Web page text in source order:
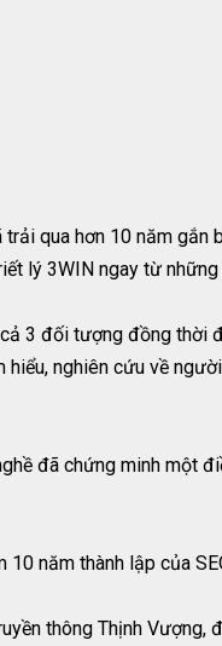
qua hơn 10 năm gắn
lý 3WIN ngay từ
3 đối tượng đồng
nghiên cứu về
đã chứng minh một
năm thành lập của
thông Thịnh